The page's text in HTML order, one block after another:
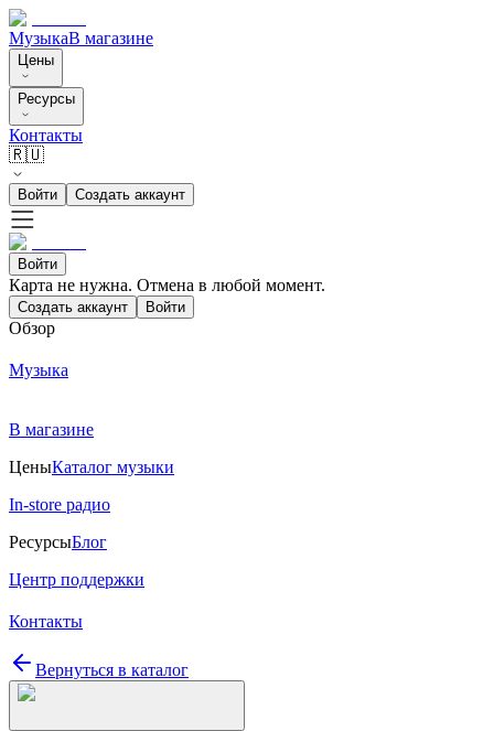
МузыкаВ магазине
Цены
Ресурсы
Контакты
🇷🇺
Войти Создать аккаунт
Войти
Карта не нужна. Отмена в любой момент.
Создать аккаунт Войти
Обзор
Музыка
В магазине
ЦеныКаталог музыки
In-store радио
РесурсыБлог
Центр поддержки
Контакты
Вернуться в каталог